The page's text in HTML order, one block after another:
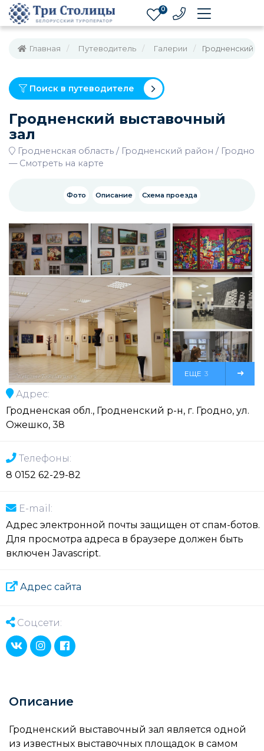
0
Главная Путеводитель Галерии Гродненский
Поиск в путеводителе
Гродненский выставочный
зал
Гродненская область Гродненский район
Гродно
— Смотреть на карте
Фото Описание Схема проезда
ЕЩЕ 3
Адрес:
Гродненская обл., Гродненский р-н, г. Гродно, ул.
Ожешко, 38
Телефоны:
8 0152 62-29-82
E-mail:
Адрес электронной почты защищен от спам-ботов.
Для просмотра адреса в браузере должен быть
включен Javascript.
Адрес сайта
Соцсети:
Описание
Гродненский выставочный зал является одной
из известных выставочных площадок в самом